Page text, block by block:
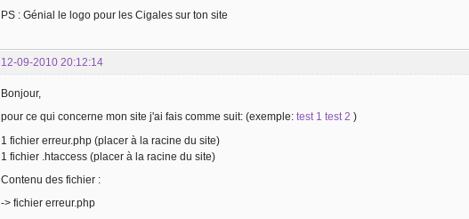
PS : Génial le logo pour les Cigales sur ton site
12-09-2010 20:12:14
Bonjour,
pour ce qui concerne mon site j'ai fais comme suit: (exemple: test 1 test 2 )
1 fichier erreur.php (placer à la racine du site)
1 fichier .htaccess (placer à la racine du site)
Contenu des fichier :
-> fichier erreur.php